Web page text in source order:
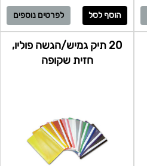
לפרטים נוספים
20 תיק גמיש/הגשה פוליו,
חזית שקופה